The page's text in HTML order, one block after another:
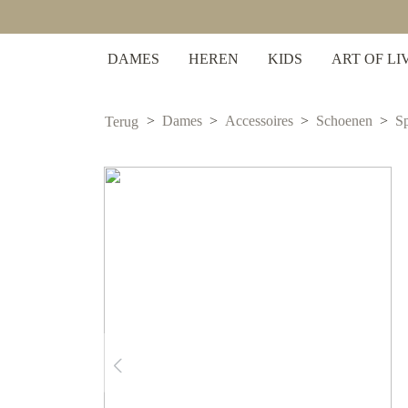
DAMES HEREN KIDS ART OF
Terug Dames Accessoires Schoenen